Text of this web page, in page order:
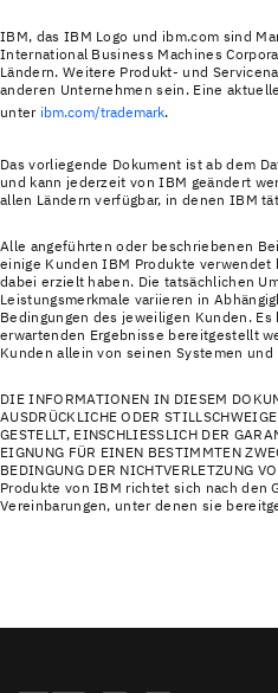
IBM, das IBM Logo und ibm.com sind
International Business Machines
Ländern. Weitere Produkt‐ und
anderen Unternehmen sein. Eine
unter ibm.com/trademark.
Das vorliegende Dokument ist ab dem
und kann jederzeit von IBM geändert
allen Ländern verfügbar, in denen IBM
Alle angeführten oder beschriebenen
einige Kunden IBM Produkte verwendet
dabei erzielt haben. Die tatsächlichen
Leistungsmerkmale variieren in
Bedingungen des jeweiligen Kunden.
erwartenden Ergebnisse bereitgestellt
Kunden allein von seinen Systemen
DIE INFORMATIONEN IN DIESEM
AUSDRÜCKLICHE ODER
GESTELLT, EINSCHLIESSLICH DER
EIGNUNG FÜR EINEN BESTIMMTEN
BEDINGUNG DER NICHTVERLETZUNG
Produkte von IBM richtet sich nach den
Vereinbarungen, unter denen sie